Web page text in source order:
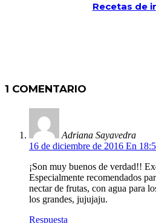
Recetas de
1 COMENTARIO
Adriana Sayavedra
16 de diciembre de 2016 En
¡Son muy buenos de verdad!!
Especialmente recomendados
nectar de frutas, con agua para
los grandes, jujujaju.
Respuesta